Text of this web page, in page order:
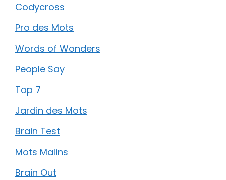
Codycross
Pro des Mots
Words of Wonders
People Say
Top 7
Jardin des Mots
Brain Test
Mots Malins
Brain Out